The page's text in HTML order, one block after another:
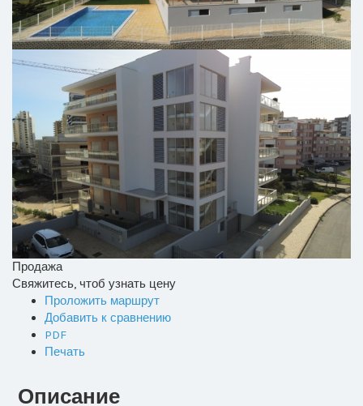
Продажа
Свяжитесь, чтоб узнать цену
Проложить маршрут
Добавить к сравнению
PDF
Печать
Описание